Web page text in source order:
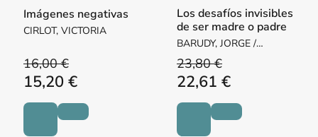
Imágenes negativas
CIRLOT, VICTORIA
16,00 €
15,20 €
Los desafíos invisibles
de ser madre o padre
BARUDY, JORGE /
DANTAGNAN, MARYORIE
23,80 €
22,61 €